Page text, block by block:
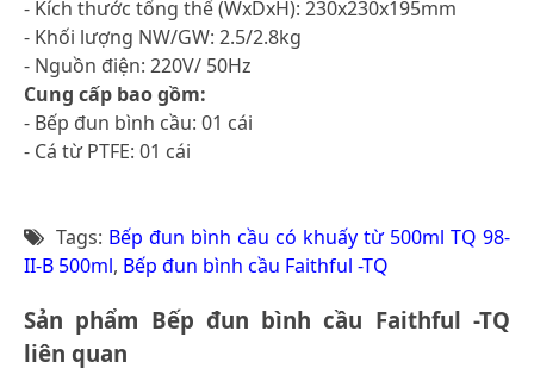
- Kích thước tổng thể (WxDxH): 230x230x195mm
- Khối lượng NW/GW: 2.5/2.8kg
- Nguồn điện: 220V/ 50Hz
Cung cấp bao gồm:
- Bếp đun bình cầu: 01 cái
- Cá từ PTFE: 01 cái
Tags: Bếp đun bình cầu có khuấy từ 500ml TQ 98-
II-B 500ml, Bếp đun bình cầu Faithful -TQ
Sản phẩm Bếp đun bình cầu Faithful -TQ
liên quan